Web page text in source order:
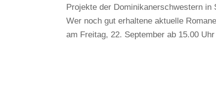
Projekte der Dominikanerschwestern
Wer noch gut erhaltene aktuelle
am Freitag, 22. September ab 15.00